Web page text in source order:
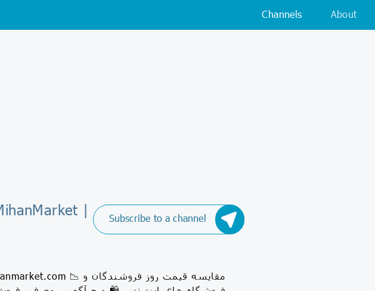
Channels About
Subscribe to a channel
|